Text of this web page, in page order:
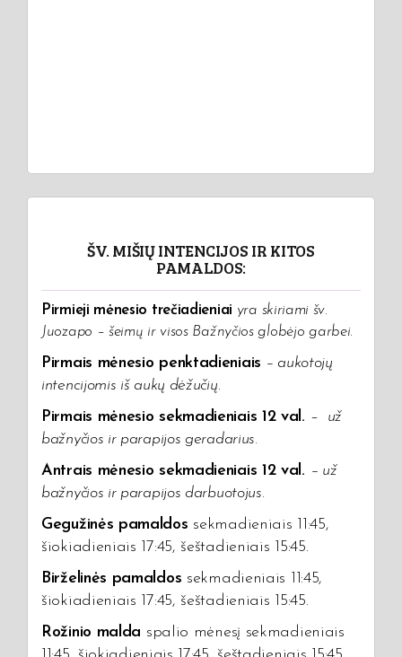
ŠV. MIŠIŲ INTENCIJOS IR KITOS
PAMALDOS:
Pirmieji mėnesio trečiadieniai yra skiriami šv.
Juozapo – šeimų ir visos Bažnyčios globėjo garbei.
Pirmais mėnesio penktadieniais – aukotojų
intencijomis iš aukų dėžučių.
Pirmais mėnesio sekmadieniais 12 val. –
už
bažnyčios ir parapijos geradarius.
Antrais mėnesio sekmadieniais 12 val. – už
bažnyčios ir parapijos darbuotojus.
Gegužinės pamaldos sekmadieniais 11:45,
šiokiadieniais 17:45, šeštadieniais 15:45.
Birželinės pamaldos sekmadieniais 11:45,
šiokiadieniais 17:45, šeštadieniais 15:45.
Rožinio malda spalio mėnesį sekmadieniais